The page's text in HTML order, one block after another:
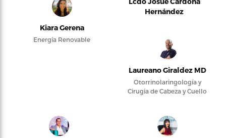
Kiara Gerena
Energía Renovable
Hernández
Laureano Giraldez MD
Otorrinolaringología y
Cirugía de Cabeza y Cuello